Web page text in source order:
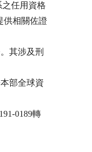
任用資格
供相關佐證
其涉及刑
部全球資
0189轉